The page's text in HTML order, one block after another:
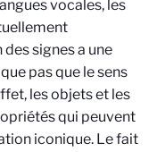
vocales, les
signes a une
pas que le sens
les objets et les
qui peuvent
iconique. Le fait